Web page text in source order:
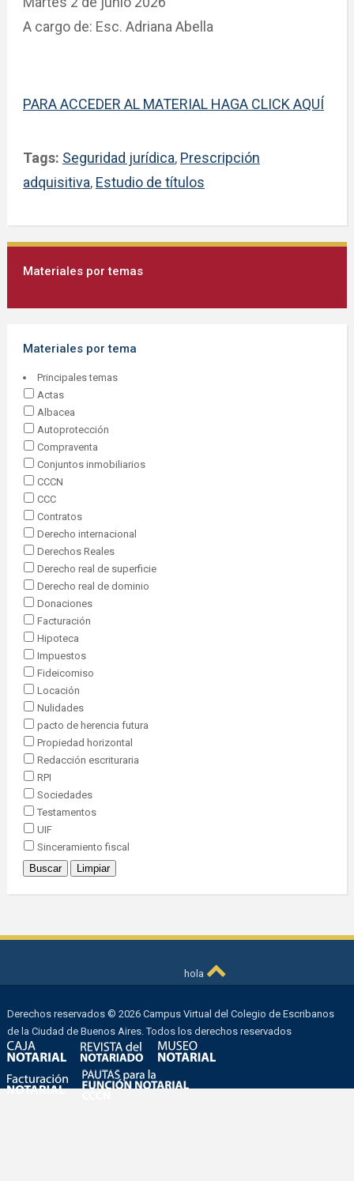
A cargo de: Esc. Adriana Abella
PARA ACCEDER AL MATERIAL HAGA CLICK AQUÍ
Tags: Seguridad jurídica, Prescripción
adquisitiva, Estudio de títulos
Materiales por temas
Materiales por tema
Principales temas
Actas
Albacea
Autoprotección
Compraventa
Conjuntos inmobiliarios
CCCN
CCC
Contratos
Derecho internacional
Derechos Reales
Derecho real de superficie
Derecho real de dominio
Donaciones
Facturación
Hipoteca
Impuestos
Fideicomiso
Locación
Nulidades
pacto de herencia futura
Propiedad horizontal
Redacción escrituraria
RPI
Sociedades
Testamentos
UIF
Sinceramiento fiscal
hola
Derechos reservados © 2026 Campus Virtual del Colegio de Escribanos
de la Ciudad de Buenos Aires. Todos los derechos reservados